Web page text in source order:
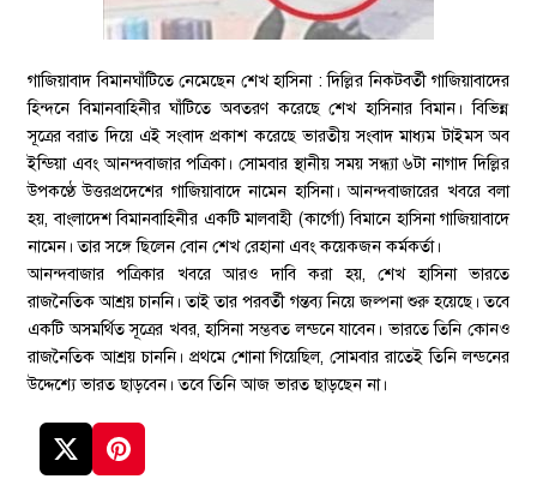
গাজিয়াবাদ বিমানঘাঁটিতে নেমেছেন শেখ হাসিনা : দিল্লির নিকটবর্তী গাজিয়াবাদের
হিন্দনে বিমানবাহিনীর ঘাঁটিতে অবতরণ করেছে শেখ হাসিনার বিমান। বিভিন্ন
সূত্রের বরাত দিয়ে এই সংবাদ প্রকাশ করেছে ভারতীয় সংবাদ মাধ্যম টাইমস অব
ইন্ডিয়া এবং আনন্দবাজার পত্রিকা। সোমবার স্থানীয় সময় সন্ধ্যা ৬টা নাগাদ দিল্লির
উপকণ্ঠে উত্তরপ্রদেশের গাজিয়াবাদে নামেন হাসিনা। আনন্দবাজারের খবরে বলা
হয়, বাংলাদেশ বিমানবাহিনীর একটি মালবাহী (কার্গো) বিমানে হাসিনা গাজিয়াবাদে
নামেন। তার সঙ্গে ছিলেন বোন শেখ রেহানা এবং কয়েকজন কর্মকর্তা।
আনন্দবাজার পত্রিকার খবরে আরও দাবি করা হয়, শেখ হাসিনা ভারতে
রাজনৈতিক আশ্রয় চাননি। তাই তার পরবর্তী গন্তব্য নিয়ে জল্পনা শুরু হয়েছে। তবে
একটি অসমর্থিত সূত্রের খবর, হাসিনা সম্ভবত লন্ডনে যাবেন। ভারতে তিনি কোনও
রাজনৈতিক আশ্রয় চাননি। প্রথমে শোনা গিয়েছিল, সোমবার রাতেই তিনি লন্ডনের
উদ্দেশ্যে ভারত ছাড়বেন। তবে তিনি আজ ভারত ছাড়ছেন না।